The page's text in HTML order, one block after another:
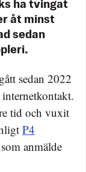
ha tvingat
åt minst
sedan
sedan 2022
tid och vuxit
P4
anmälde